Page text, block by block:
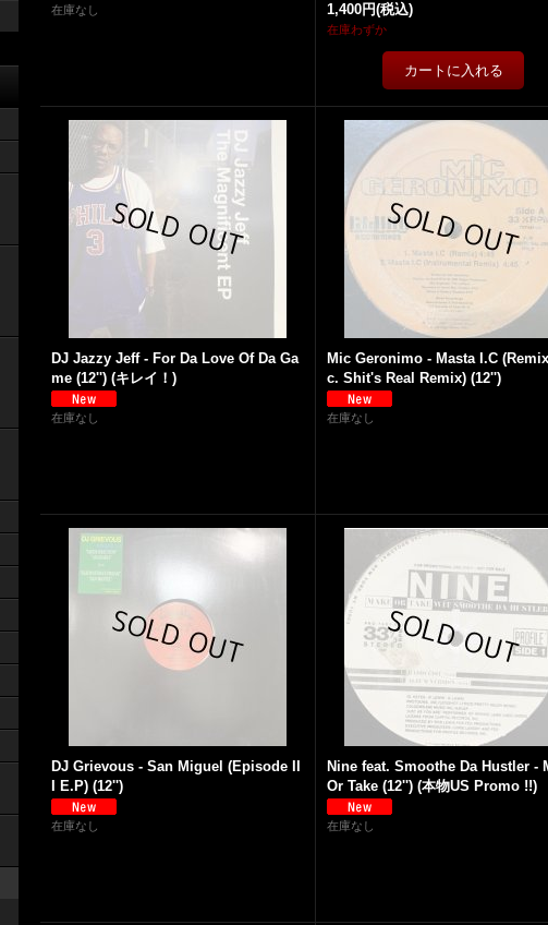
在庫なし 1,400円(税込)
在庫わずか
DJ Jazzy Jeff - For Da Love Of Da Ga
me (12'') (キレイ！)
在庫なし
Mic Geronimo - Masta I.C
c. Shit's Real Remix) (12'')
在庫なし
DJ Grievous - San Miguel (Episode II
I E.P) (12'')
在庫なし
Nine feat. Smoothe Da Hustler -
Or Take (12'') (本物US Promo !!)
在庫なし